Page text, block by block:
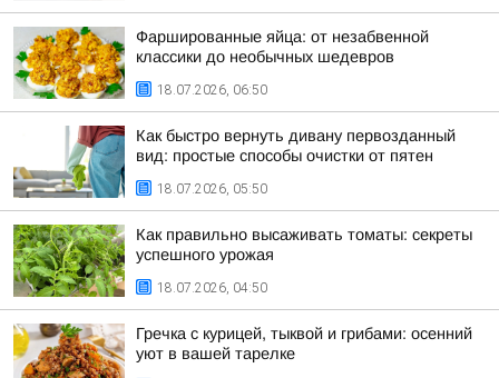
Фаршированные яйца: от незабвенной
классики до необычных шедевров
18.07.2026, 06:50
Как быстро вернуть дивану первозданный
вид: простые способы очистки от пятен
18.07.2026, 05:50
Как правильно высаживать томаты: секреты
успешного урожая
18.07.2026, 04:50
Гречка с курицей, тыквой и грибами: осенний
уют в вашей тарелке